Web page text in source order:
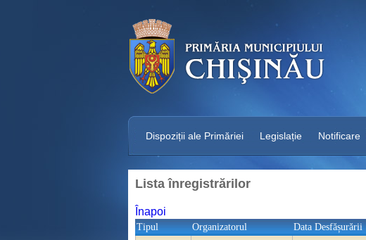
Dispoziții ale Primăriei Legislație Notificare
Lista înregistrărilor
Înapoi
Tipul Organizatorul Data Desfășurării